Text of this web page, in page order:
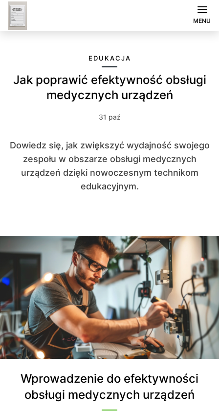
MENU
EDUKACJA
Jak poprawić efektywność obsługi
medycznych urządzeń
31 paź
Dowiedz się, jak zwiększyć wydajność swojego
zespołu w obszarze obsługi medycznych
urządzeń dzięki nowoczesnym technikom
edukacyjnym.
Wprowadzenie do efektywności
obsługi medycznych urządzeń